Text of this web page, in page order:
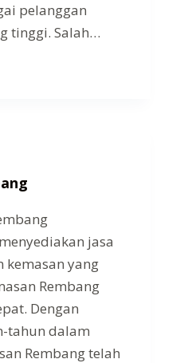
pelanggan
tinggi. Salah…
jasa
kemasan yang
Rembang
Dengan
tahun dalam
Rembang telah